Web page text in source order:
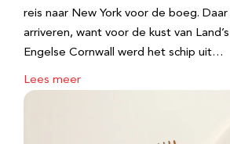
reis naar New York voor de boeg.
arriveren, want voor de kust van
Engelse Cornwall werd het schip uit…
Lees meer